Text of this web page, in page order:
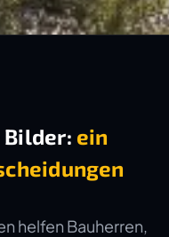
Bilder: ein
helfen Bauherren,